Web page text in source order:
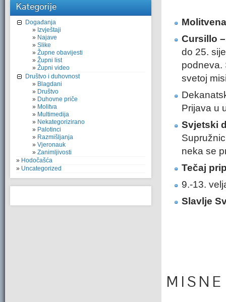
Kategorije
Događanja
Izvještaji
Najave
Slike
Župne obavijesti
Župni list
Župni video
Društvo i duhovnost
Blagdani
Društvo
Duhovne priče
Molitva
Multimedija
Nekategorizirano
Palotinci
Razmišljanja
Vjeronauk
Zanimljivosti
Hodočašća
Uncategorized
Cursillo
do 25.
podneva.
svetoj
Prijava u
Svjetski
neka se
Tečaj
9.-13.
Slavlje
M I S N